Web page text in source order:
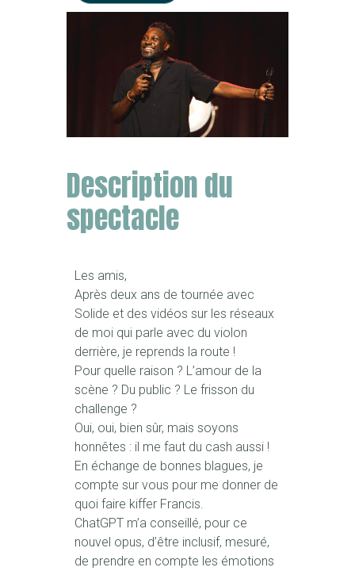
Description du
spectacle
Les amis,
Après deux ans de tournée avec
Solide et des vidéos sur les réseaux
de moi qui parle avec du violon
derrière, je reprends la route !
Pour quelle raison ? L’amour de la
scène ? Du public ? Le frisson du
challenge ?
Oui, oui, bien sûr, mais soyons
honnêtes : il me faut du cash aussi !
En échange de bonnes blagues, je
compte sur vous pour me donner de
quoi faire kiffer Francis.
ChatGPT m’a conseillé, pour ce
nouvel opus, d’être inclusif, mesuré,
de prendre en compte les émotions